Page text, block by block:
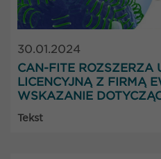
30.01.2024
CAN-FITE ROZSZERZA
LICENCYJNĄ Z FIRMĄ
WSKAZANIE
Tekst